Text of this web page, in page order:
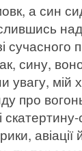
а син
сучасного
сину,
увагу, мій
про